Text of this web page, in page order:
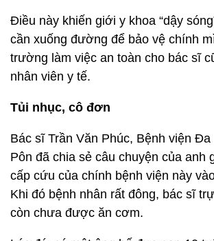
Điều này khiến giới y khoa “dậy
cần xuống đường để bảo vệ chính
trường làm việc an toàn cho bác sĩ
nhân viên y tế.
Tủi nhục, cô đơn
Bác sĩ Trần Văn Phúc, Bệnh viện Đa
Pôn đã chia sẻ câu chuyện của anh
cấp cứu của chính bệnh viện này
Khi đó bệnh nhân rất đông, bác sĩ
còn chưa được ăn cơm.